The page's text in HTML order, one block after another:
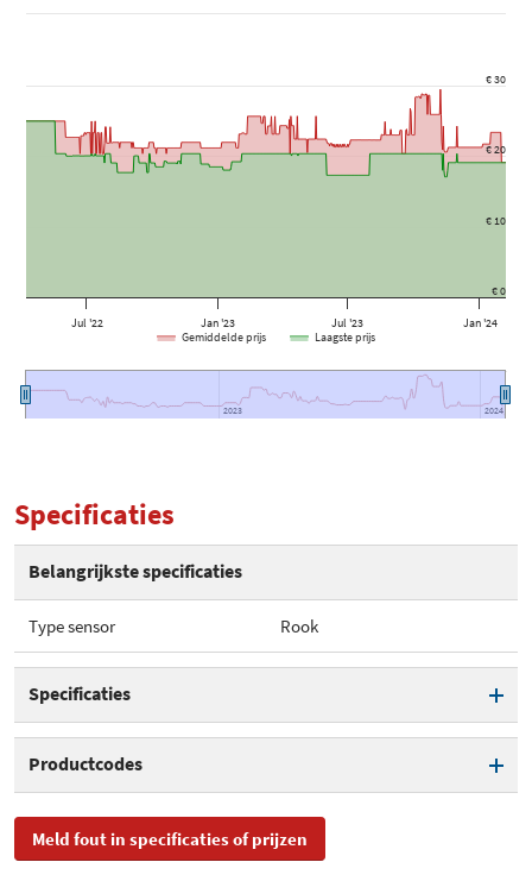
Jul '22 Jan '23 Jul '23 Jan '24
2023
2023 2024
2024
€ 0
€ 10
€ 20
€ 30
Gemiddelde prijs Laagste prijs
Specificaties
Belangrijkste specificaties
Type sensor Rook
Specificaties
Productcodes
SKU FA6120-INT
Meld fout in specificaties of prijzen